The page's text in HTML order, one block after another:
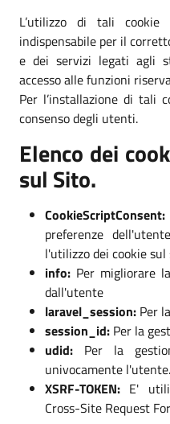
L’utilizzo di tali
indispensabile per il
e dei servizi legati agli
accesso alle funzioni
Per l’installazione di tali
consenso degli utenti.
Elenco dei
sul Sito.
CookieScriptConsent:
preferenze
l'utilizzo dei cookie
info: Per migliorare
dall'utente
laravel_session: Per
session_id: Per la
udid: Per la
univocamente l'utente.
XSRF-TOKEN: E'
Cross-Site Request